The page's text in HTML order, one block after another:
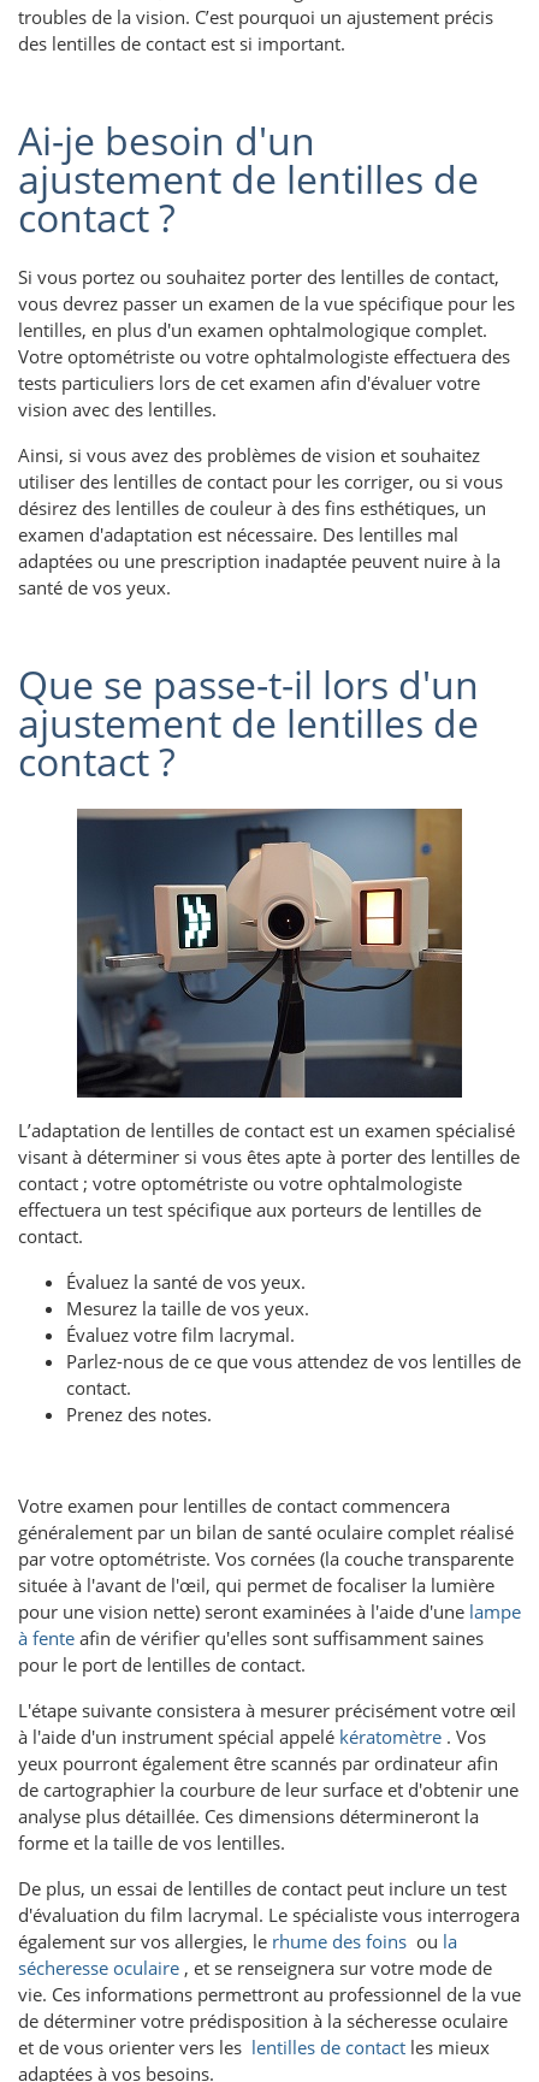
troubles de la vision. C’est pourquoi un ajustement précis
des lentilles de contact est si important.
Ai-je besoin d'un
ajustement de lentilles de
contact ?
Si vous portez ou souhaitez porter des lentilles de contact,
vous devrez passer un examen de la vue spécifique pour les
lentilles, en plus d'un examen ophtalmologique complet.
Votre optométriste ou votre ophtalmologiste effectuera des
tests particuliers lors de cet examen afin d'évaluer votre
vision avec des lentilles.
Ainsi, si vous avez des problèmes de vision et souhaitez
utiliser des lentilles de contact pour les corriger, ou si vous
désirez des lentilles de couleur à des fins esthétiques, un
examen d'adaptation est nécessaire. Des lentilles mal
adaptées ou une prescription inadaptée peuvent nuire à la
santé de vos yeux.
Que se passe-t-il lors d'un
ajustement de lentilles de
contact ?
L’adaptation de lentilles de contact est un examen spécialisé
visant à déterminer si vous êtes apte à porter des lentilles de
contact ; votre optométriste ou votre ophtalmologiste
effectuera un test spécifique aux porteurs de lentilles de
contact.
Évaluez la santé de vos yeux.
Mesurez la taille de vos yeux.
Évaluez votre film lacrymal.
Parlez-nous de ce que vous attendez de vos lentilles de
contact.
Prenez des notes.
Votre examen pour lentilles de contact commencera
généralement par un bilan de santé oculaire complet réalisé
par votre optométriste. Vos cornées (la couche transparente
située à l'avant de l'œil, qui permet de focaliser la lumière
pour une vision nette) seront examinées à l'aide d'une lampe
à fente afin de vérifier qu'elles sont suffisamment saines
pour le port de lentilles de contact.
L'étape suivante consistera à mesurer précisément votre œil
à l'aide d'un instrument spécial appelé kératomètre . Vos
yeux pourront également être scannés par ordinateur afin
de cartographier la courbure de leur surface et d'obtenir une
analyse plus détaillée. Ces dimensions détermineront la
forme et la taille de vos lentilles.
De plus, un essai de lentilles de contact peut inclure un test
d'évaluation du film lacrymal. Le spécialiste vous interrogera
également sur vos allergies, le rhume des foins ou la
sécheresse oculaire , et se renseignera sur votre mode de
vie. Ces informations permettront au professionnel de la vue
de déterminer votre prédisposition à la sécheresse oculaire
et de vous orienter vers les lentilles de contact les mieux
adaptées à vos besoins.